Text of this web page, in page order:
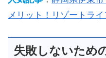
メリット！リゾートラ
失敗しないため